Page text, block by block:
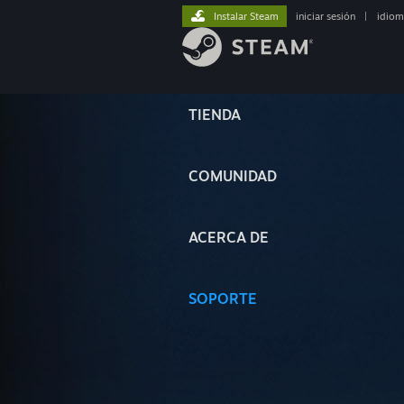
TIENDA
COMUNIDAD
ACERCA DE
SOPORTE
Instalar Steam iniciar sesión